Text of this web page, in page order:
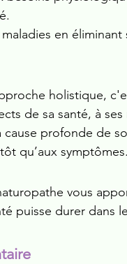
en éliminant
holistique,
de sa santé, à
profonde de
qu’aux symptômes.
vous
puisse durer dans